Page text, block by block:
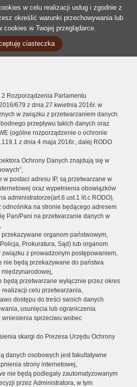
w celu realizacji usług i zgodnie z
określić warunki przechowywania lub
cookies w Twojej przeglądarce.
ciasteczka
Rozporządzenia Parlamentu
679 z dnia 27 kwietnia 2016r. w
w związku z przetwarzaniem danych
przepływu takich danych oraz
(ogólne rozporządzenie o ochronie
z dnia 4 maja 2016r., dalej RODO
Ochrony Danych znajdują się w
postaci adresu IP, są przetwarzane w
oraz wypełnienia obowiązków
administratorze(art.6 ust.1 lit.c RODO),
odnośnika na stronie będącego adresem
Pan/Pani na przetwarzanie danych w
organom państwowym,
Prokuratura, Sąd) lub organom
z prowadzonym postępowaniem,
nie będą przekazywane do państwa
przetwarzane wyłącznie przez okres
celu przetwarzania,
dostępu do treści swoich danych
usunięcia lub ograniczenia
sprzeciwu wobec
skargi do Prezesa Urzędu Ochrony
danych osobowych jest fakultatywne
strony internetowej,
nie będą podlegały zautomatyzowanym
przez Administratora, w tym